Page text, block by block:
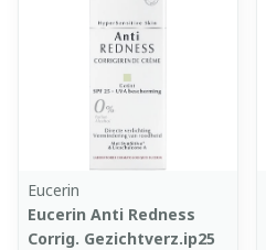
Eucerin
Eucerin Anti Redness
Corrig. Gezichtverz.ip25